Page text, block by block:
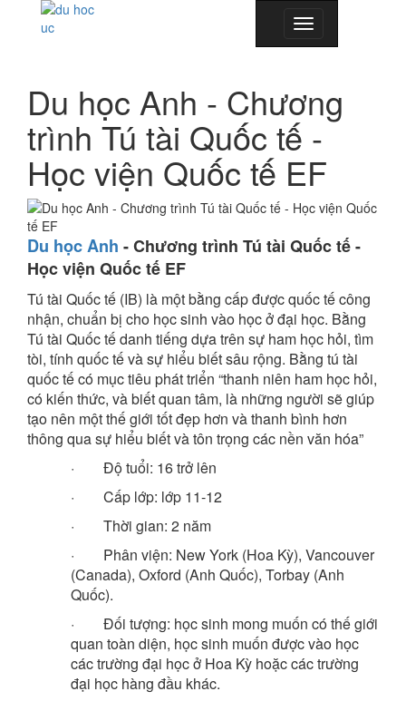
Toggle
navigation
Du học Anh - Chương
trình Tú tài Quốc tế -
Học viện Quốc tế EF
Du học Anh -Chương trình Tú tài Quốc tế -
Học viện Quốc tế EF
Tú tài Quốc tế (IB) là một bằng cấp được quốc tế công
nhận, chuẩn bị cho học sinh vào học ở đại học. Bằng
Tú tài Quốc tế danh tiếng dựa trên sự ham học hỏi, tìm
tòi, tính quốc tế và sự hiểu biết sâu rộng. Bằng tú tài
quốc tế có mục tiêu phát triển “thanh niên ham học hỏi,
có kiến thức, và biết quan tâm, là những người sẽ giúp
tạo nên một thế giới tốt đẹp hơn và thanh bình hơn
thông qua sự hiểu biết và tôn trọng các nền văn hóa”
· Độ tuổi: 16 trở lên
· Cấp lớp: lớp 11-12
· Thời gian: 2 năm
· Phân viện: New York (Hoa Kỳ), Vancouver
(Canada), Oxford (Anh Quốc), Torbay (Anh
Quốc).
· Đối tượng: học sinh mong muốn có thế giới
quan toàn diện, học sinh muốn được vào học
các trường đại học ở Hoa Kỳ hoặc các trường
đại học hàng đầu khác.